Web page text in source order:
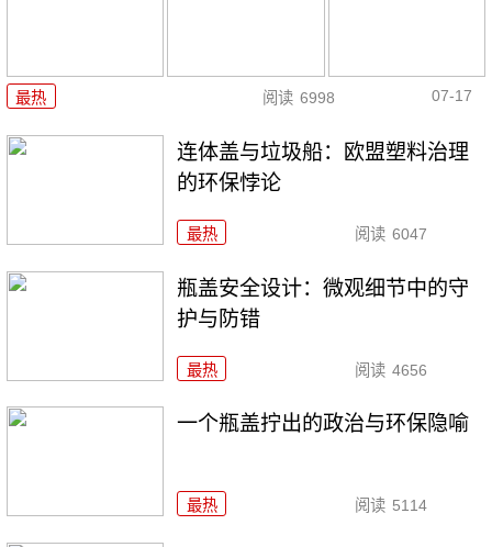
最热 阅读 6998 07-17
连体盖与垃圾船：欧盟塑料治理
的环保悖论
最热 阅读 6047
瓶盖安全设计：微观细节中的守
护与防错
最热 阅读 4656
一个瓶盖拧出的政治与环保隐喻
最热 阅读 5114